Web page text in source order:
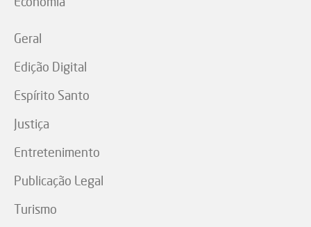
Geral
Edição Digital
Espírito Santo
Justiça
Entretenimento
Publicação Legal
Turismo